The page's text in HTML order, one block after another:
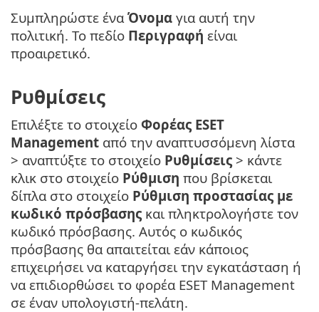
Συμπληρώστε έναΌνομα για αυτή την
πολιτική. Το πεδίο Περιγραφή είναι
προαιρετικό.
Ρυθμίσεις
Επιλέξτε το στοιχείο Φορέας ESET
Management από την αναπτυσσόμενη λίστα
> αναπτύξτε το στοιχείο Ρυθμίσεις > κάντε
κλικ στο στοιχείο Ρύθμιση που βρίσκεται
δίπλα στο στοιχείο Ρύθμιση προστασίας με
κωδικό πρόσβασης και πληκτρολογήστε τον
κωδικό πρόσβασης. Αυτός ο κωδικός
πρόσβασης θα απαιτείται εάν κάποιος
επιχειρήσει να καταργήσει την εγκατάσταση ή
να επιδιορθώσει το φορέα ESET Management
σε έναν υπολογιστή-πελάτη.